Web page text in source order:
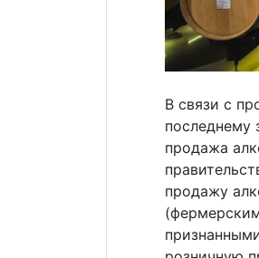
В связи с
последнему
продажа
продажу